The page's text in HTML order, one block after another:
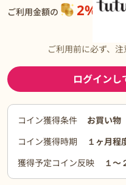
ご利用金額の 2% 還元
ご利用前に必ず、注
ログインし
コイン獲得条件
お買い物
コイン獲得時期
１ヶ月程
獲得予定コイン反映
１〜